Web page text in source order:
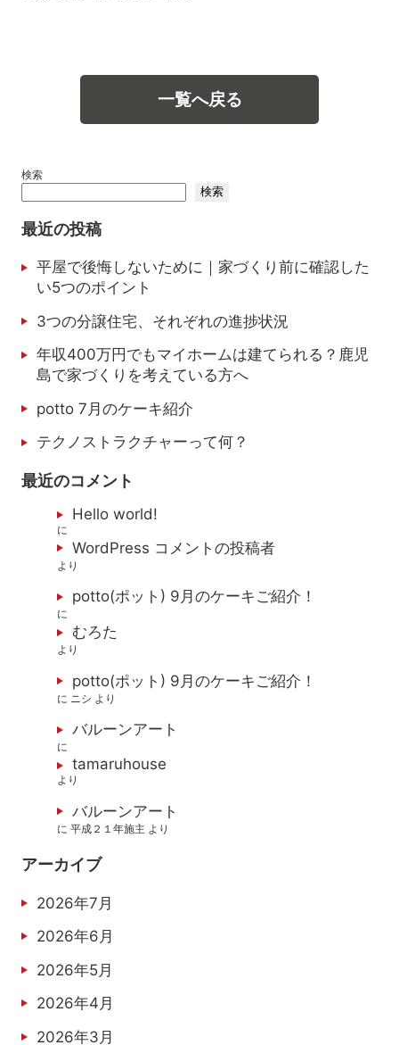
一覧へ戻る
検索
検索
最近の投稿
平屋で後悔しないために｜家づくり前に確認した
い5つのポイント
3つの分譲住宅、それぞれの進捗状況
年収400万円でもマイホームは建てられる？鹿児
島で家づくりを考えている方へ
potto 7月のケーキ紹介
テクノストラクチャーって何？
最近のコメント
Hello world!
に
WordPress コメントの投稿者
より
potto(ポット) 9月のケーキご紹介！
に
むろた
より
potto(ポット) 9月のケーキご紹介！
に ニシ より
バルーンアート
に
tamaruhouse
より
バルーンアート
に平成２１年施主 より
アーカイブ
2026年7月
2026年6月
2026年5月
2026年4月
2026年3月